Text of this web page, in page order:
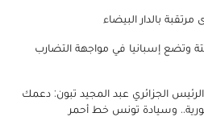
بالدار البيضاء
وتضع إسبانيا في مواجهة التضارب
الجزائري عبد المجيد تبون: دعمك
وسيادة تونس خط أحمر